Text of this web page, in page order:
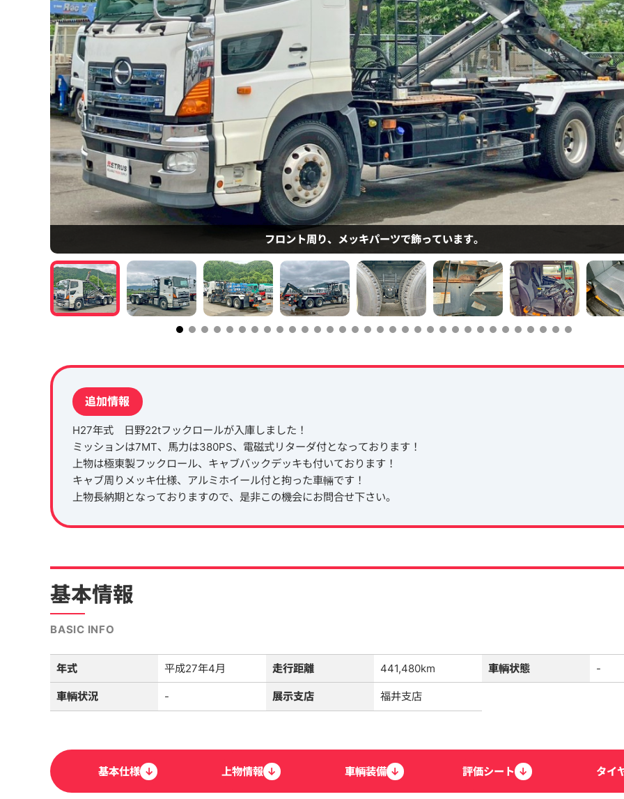
フロント周り、メッキパーツで飾っています。
追加情報
H27年式 日野22tフックロールが入庫しました！
ミッションは7MT、馬力は380PS、電磁式リターダ付となっております！
上物は極東製フックロール、キャブバックデッキも付いております！
キャブ周りメッキ仕様、アルミホイール付と拘った車輛です！
上物長納期となっておりますので、是非この機会にお問合せ下さい。
基本情報
BASIC INFO
年式 平成27年4月 走行距離 441,480km 車輌状態 -
車輌状況 - 展示支店 福井支店
基本仕様 ↓ 上物情報 ↓ 車輌装備 ↓ 評価シート ↓ タイ